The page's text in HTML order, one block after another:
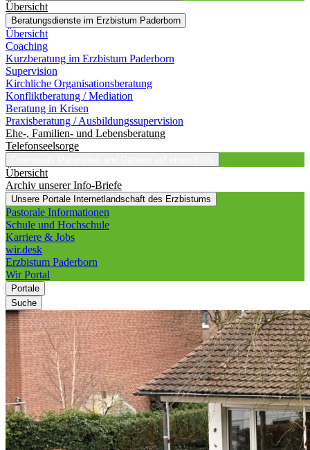
Übersicht
Beratungsdienste im Erzbistum Paderborn
Übersicht
Coaching
Kurzberatung im Erzbistum Paderborn
Supervision
Kirchliche Organisationsberatung
Konfliktberatung / Mediation
Beratung in Krisen
Praxisberatung / Ausbildungssupervision
Ehe-, Familien- und Lebensberatung
Telefonseelsorge
Übersicht
Archiv unserer Info-Briefe
Unsere Portale Internetlandschaft des Erzbistums
Pastorale Informationen
Schule und Hochschule
Karriere & Jobs
wir.desk
Erzbistum Paderborn
Wir Portal
Portale
Suche